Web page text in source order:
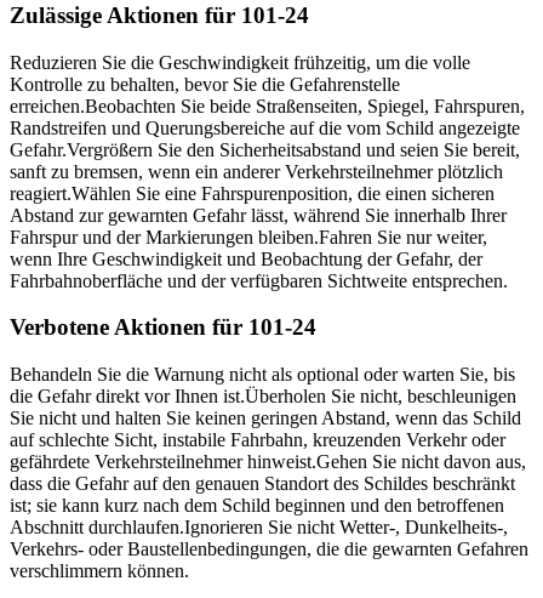
Zulässige Aktionen für 101-24
Reduzieren Sie die Geschwindigkeit frühzeitig, um die volle
Kontrolle zu behalten, bevor Sie die Gefahrenstelle
erreichen.Beobachten Sie beide Straßenseiten, Spiegel, Fahrspuren,
Randstreifen und Querungsbereiche auf die vom Schild angezeigte
Gefahr.Vergrößern Sie den Sicherheitsabstand und seien Sie bereit,
sanft zu bremsen, wenn ein anderer Verkehrsteilnehmer plötzlich
reagiert.Wählen Sie eine Fahrspurenposition, die einen sicheren
Abstand zur gewarnten Gefahr lässt, während Sie innerhalb Ihrer
Fahrspur und der Markierungen bleiben.Fahren Sie nur weiter,
wenn Ihre Geschwindigkeit und Beobachtung der Gefahr, der
Fahrbahnoberfläche und der verfügbaren Sichtweite entsprechen.
Verbotene Aktionen für 101-24
Behandeln Sie die Warnung nicht als optional oder warten Sie, bis
die Gefahr direkt vor Ihnen ist.Überholen Sie nicht, beschleunigen
Sie nicht und halten Sie keinen geringen Abstand, wenn das Schild
auf schlechte Sicht, instabile Fahrbahn, kreuzenden Verkehr oder
gefährdete Verkehrsteilnehmer hinweist.Gehen Sie nicht davon aus,
dass die Gefahr auf den genauen Standort des Schildes beschränkt
ist; sie kann kurz nach dem Schild beginnen und den betroffenen
Abschnitt durchlaufen.Ignorieren Sie nicht Wetter-, Dunkelheits-,
Verkehrs- oder Baustellenbedingungen, die die gewarnten Gefahren
verschlimmern können.